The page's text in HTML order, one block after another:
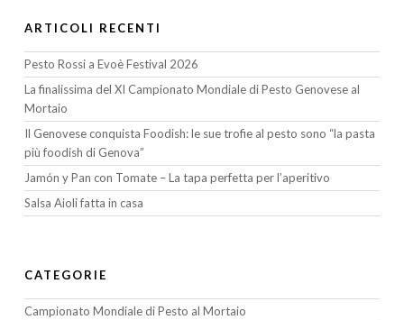
ARTICOLI RECENTI
Pesto Rossi a Evoè Festival 2026
La finalissima del XI Campionato Mondiale di Pesto Genovese al
Mortaio
Il Genovese conquista Foodish: le sue trofie al pesto sono “la pasta
più foodish di Genova”
Jamón y Pan con Tomate – La tapa perfetta per l’aperitivo
Salsa Aioli fatta in casa
CATEGORIE
Campionato Mondiale di Pesto al Mortaio